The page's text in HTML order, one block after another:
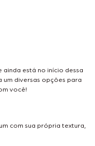
está no início dessa
um diversas opções para
você!
com sua própria textura,